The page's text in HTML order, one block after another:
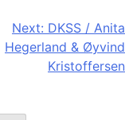
Next: DKSS / Anita
Hegerland & Øyvind
Kristoffersen